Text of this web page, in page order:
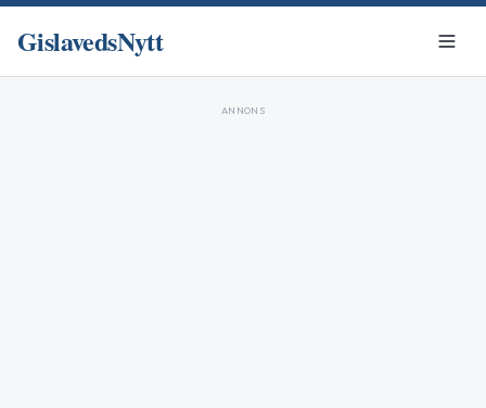
GislavedsNytt
ANNONS